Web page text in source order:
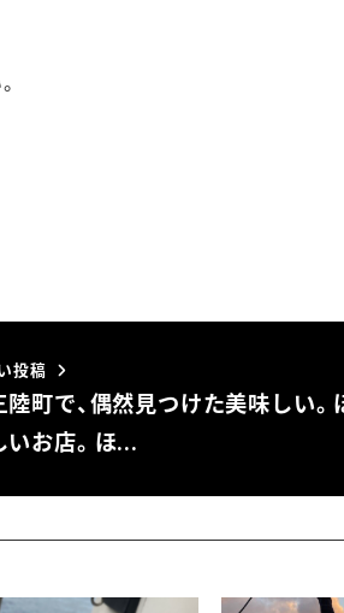
投稿
陸町で、偶然見つけた美味しい。
いお店。ほ…